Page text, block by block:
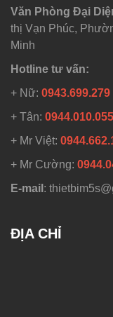
Văn Phòng Đại
thị Vạn Phúc,
Minh
Hotline tư vấn:
+ Nữ: 0943.699.279
+ Tân: 0944.010.055
+ Mr Việt:
+ Mr Cường:
E-mail :
ĐỊA CHỈ